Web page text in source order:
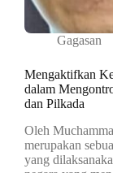
Gagasan
Mengaktifkan
dalam
dan Pilkada
Oleh
merupakan
yang